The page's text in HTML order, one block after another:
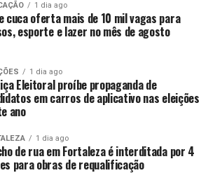
1 dia ago
cuca oferta mais de 10 mil vagas para
esporte e lazer no mês de agosto
1 dia ago
Eleitoral proíbe propaganda de
em carros de aplicativo nas eleições
ano
1 dia ago
de rua em Fortaleza é interditada por 4
para obras de requalificação